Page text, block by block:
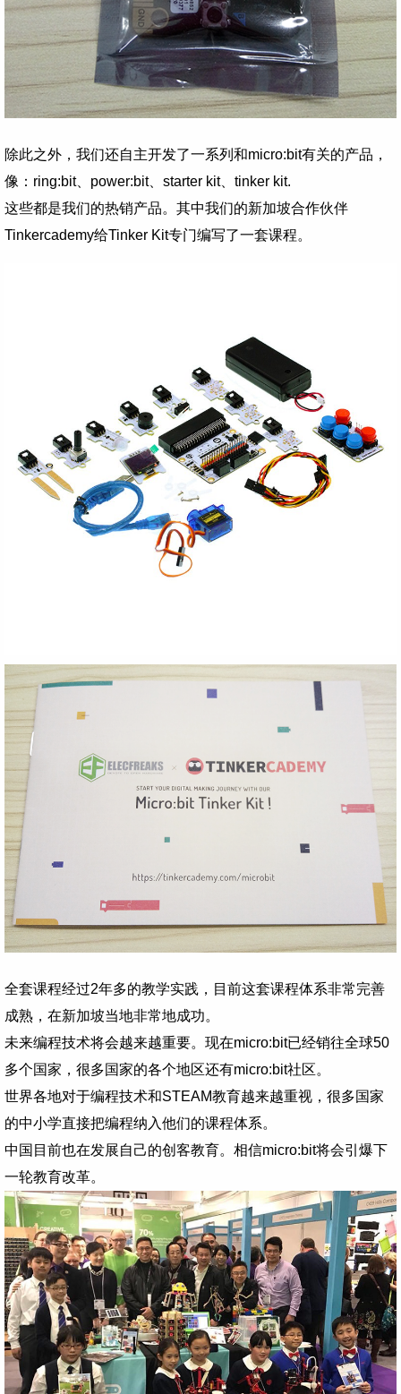
除此之外，我们还自主开发了一系列和micro:bit有关的产品，
像：ring:bit、power:bit、starter kit、tinker kit.
这些都是我们的热销产品。其中我们的新加坡合作伙伴
Tinkercademy给Tinker Kit专门编写了一套课程。
全套课程经过2年多的教学实践，目前这套课程体系非常完善
成熟，在新加坡当地非常地成功。
未来编程技术将会越来越重要。现在micro:bit已经销往全球50
多个国家，很多国家的各个地区还有micro:bit社区。
世界各地对于编程技术和STEAM教育越来越重视，很多国家
的中小学直接把编程纳入他们的课程体系。
中国目前也在发展自己的创客教育。相信micro:bit将会引爆下
一轮教育改革。